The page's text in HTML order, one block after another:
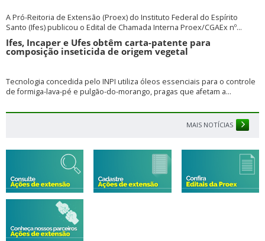
A Pró-Reitoria de Extensão (Proex) do Instituto Federal do Espírito
Santo (Ifes) publicou o Edital de Chamada Interna Proex/CGAEx nº...
Ifes, Incaper e Ufes obtêm carta-patente para
composição inseticida de origem vegetal
Tecnologia concedida pelo INPI utiliza óleos essenciais para o controle
de formiga-lava-pé e pulgão-do-morango, pragas que afetam a...
MAIS NOTÍCIAS